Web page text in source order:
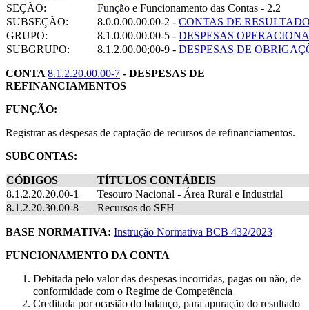
SEÇÃO:
Função e Funcionamento das Contas - 2.2
SUBSEÇÃO:
8.0.0.00.00.00-2 - CONTAS DE
GRUPO:
8.1.0.00.00.00-5 - DESPESAS
SUBGRUPO:
8.1.2.00.00;00-9 - DESPESAS DE
CONTA 8.1.2.20.00.00-7 - DESPESAS DE
REFINANCIAMENTOS
FUNÇÃO:
Registrar as despesas de captação de recursos de refinanciamentos.
SUBCONTAS:
CÓDIGOS
TÍTULOS CONTÁBEIS
8.1.2.20.20.00-1
Tesouro Nacional - Área Rural e Industrial
8.1.2.20.30.00-8
Recursos do SFH
BASE NORMATIVA: Instrução Normativa BCB 432/2023
FUNCIONAMENTO DA CONTA
Debitada pelo valor das despesas incorridas, pagas ou não, de
conformidade com o Regime de Competência
Creditada por ocasião do balanço, para apuração do resultado